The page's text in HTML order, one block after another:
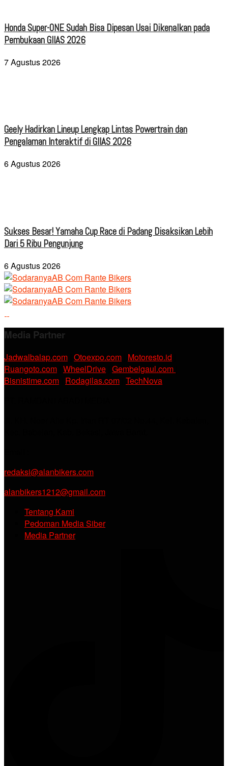
Honda Super-ONE Sudah Bisa Dipesan Usai Dikenalkan pada
Pembukaan GIIAS 2026
7 Agustus 2026
Geely Hadirkan Lineup Lengkap Lintas Powertrain dan
Pengalaman Interaktif di GIIAS 2026
6 Agustus 2026
Sukses Besar! Yamaha Cup Race di Padang Disaksikan Lebih
Dari 5 Ribu Pengunjung
6 Agustus 2026
Media Partner
Jadwalbalap.com Otoexpo.com Motoresto.id
Ruangoto.com WheelDrive Gembelgaul.com
Bisnistime.com Rodagilas.com TechNova
redaksi@alanbikers.com
alanbikers1212@gmail.com
Tentang Kami
Pedoman Media Siber
Media Partner